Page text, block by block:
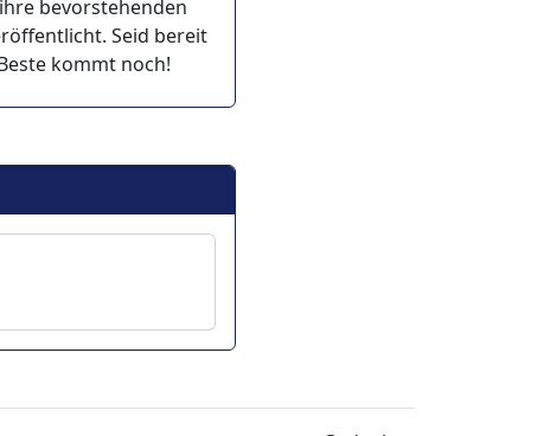
bevorstehenden
Seid bereit
kommt noch!